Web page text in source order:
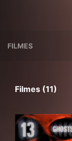
FILMES
Filmes (11)